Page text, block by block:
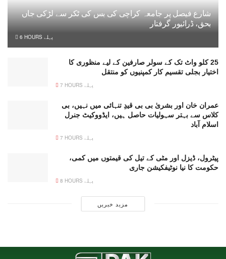
شارع فیصل پر جامعہ کراچی کی بس کی ٹکر سے لڑکی جاں
بحق، ڈرائیور گرفتار
6 HOURS پہلے
25 کلو واٹ تک کے سولر صارفین کے لیے منظوری کا
اختیار بجلی تقسیم کار کمپنیوں کو منتقل
7 HOURS پہلے
عمران خان اور بشریٰ بی بی قیدِ تنہائی میں نہیں، بی
کلاس سے بہتر سہولیات حاصل ہیں، ایڈووکیٹ جنرل
اسلام آباد
7 HOURS پہلے
پیٹرول، ڈیزل اور مٹی کے تیل کی قیمتوں میں کمی،
حکومت کا نیا نوٹیفکیشن جاری
8 HOURS پہلے
مزید خبریں